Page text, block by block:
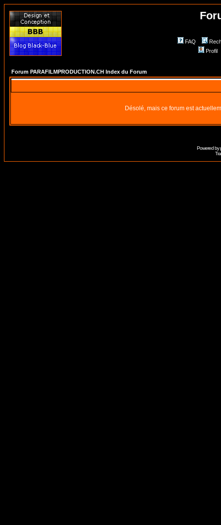
FAQ
Profil
Forum PARAFILMPRODUCTION.CH Index du Forum
Désolé, mais ce forum est
Powered by